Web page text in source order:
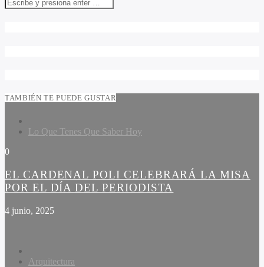
TAMBIÉN TE PUEDE GUSTAR
Lo Que Tenes Que Saber Hoy
0
EL CARDENAL POLI CELEBRARÁ LA MISA
POR EL DÍA DEL PERIODISTA
4 junio, 2025
Arquitectura